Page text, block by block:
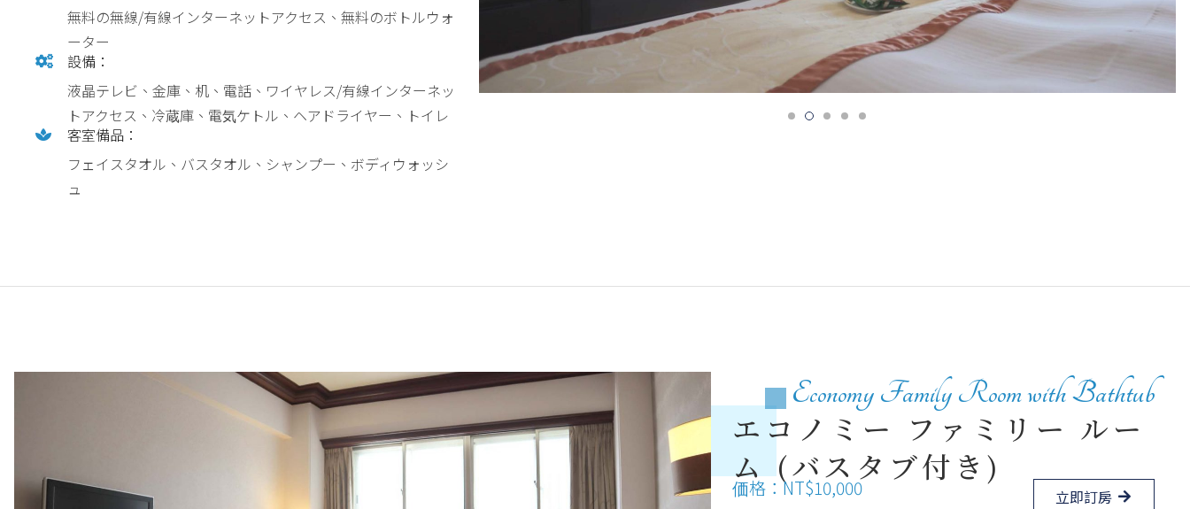
無料の無線/有線インターネットアクセス、無料のボトルウォ
ーター
設備：
液晶テレビ、金庫、机、電話、ワイヤレス/有線インターネッ
トアクセス、冷蔵庫、電気ケトル、ヘアドライヤー、トイレ
客室備品：
フェイスタオル、バスタオル、シャンプー、ボディウォッシ
ュ
Economy Family Room with Bathtub
エコノミー ファミリー ルー
ム (バスタブ付き)
立即訂房
価格：NT$10,000